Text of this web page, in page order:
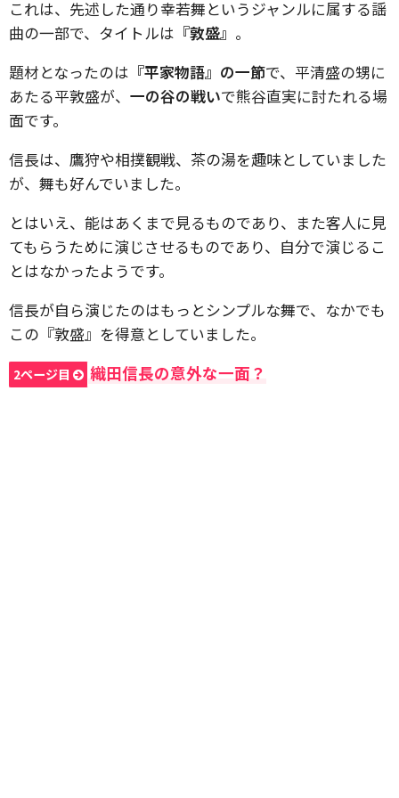
これは、先述した通り幸若舞というジャンルに属する謡
曲の一部で、タイトルは 『敦盛』 。
題材となったのは 『平家物語』の一節で、平清盛の甥に
あたる平敦盛が、 一の谷の戦いで熊谷直実に討たれる場
面です。
信長は、鷹狩や相撲観戦、茶の湯を趣味としていました
が、舞も好んでいました。
とはいえ、能はあくまで見るものであり、また客人に見
てもらうために演じさせるものであり、自分で演じるこ
とはなかったようです。
信長が自ら演じたのはもっとシンプルな舞で、なかでも
この『敦盛』を得意としていました。
2ページ目 織田信長の意外な一面？